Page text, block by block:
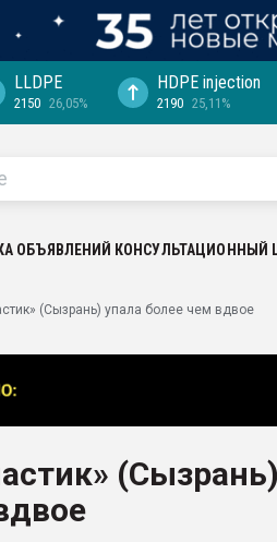
LLDPE
2150 26,05%
HDPE injection
2190 25,11%
ОБЪЯВЛЕНИЙ КОНСУЛЬТАЦИОННЫЙ
(Сызрань) упала более чем вдвое
(Сызрань)